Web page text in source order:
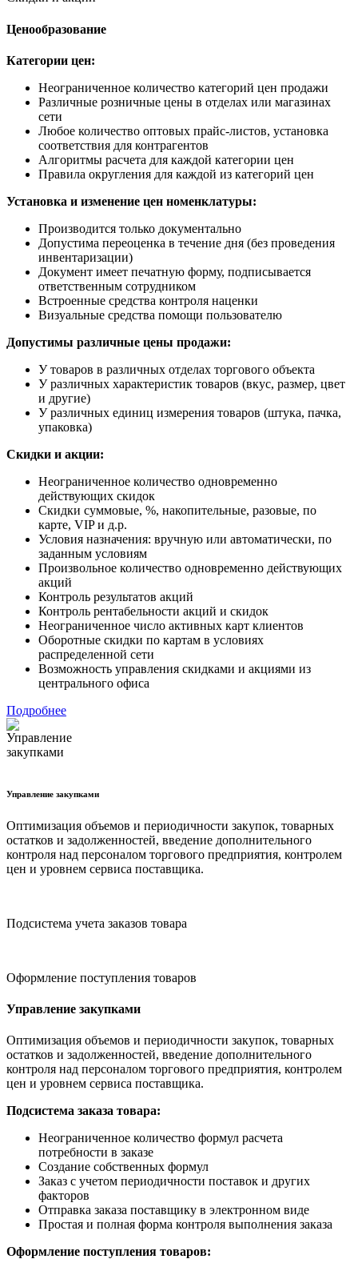
Ценообразование
Категории цен:
Неограниченное количество категорий цен продажи
Различные розничные цены в отделах или магазинах
сети
Любое количество оптовых прайс-листов, установка
соответствия для контрагентов
Алгоритмы расчета для каждой категории цен
Правила округления для каждой из категорий цен
Установка и изменение цен номенклатуры:
Производится только документально
Допустима переоценка в течение дня (без проведения
инвентаризации)
Документ имеет печатную форму, подписывается
ответственным сотрудником
Встроенные средства контроля наценки
Визуальные средства помощи пользователю
Допустимы различные цены продажи:
У товаров в различных отделах торгового объекта
У различных характеристик товаров (вкус, размер, цвет
и другие)
У различных единиц измерения товаров (штука, пачка,
упаковка)
Скидки и акции:
Неограниченное количество одновременно
действующих скидок
Скидки суммовые, %, накопительные, разовые, по
карте, VIP и д.р.
Условия назначения: вручную или автоматически, по
заданным условиям
Произвольное количество одновременно действующих
акций
Контроль результатов акций
Контроль рентабельности акций и скидок
Неограниченное число активных карт клиентов
Оборотные скидки по картам в условиях
распределенной сети
Возможность управления скидками и акциями из
центрального офиса
Подробнее
Управление закупками
Оптимизация объемов и периодичности закупок, товарных
остатков и задолженностей, введение дополнительного
контроля над персоналом торгового предприятия, контролем
цен и уровнем сервиса поставщика.
Подсистема учета заказов товара
Оформление поступления товаров
Управление закупками
Оптимизация объемов и периодичности закупок, товарных
остатков и задолженностей, введение дополнительного
контроля над персоналом торгового предприятия, контролем
цен и уровнем сервиса поставщика.
Подсистема заказа товара:
Неограниченное количество формул расчета
потребности в заказе
Создание собственных формул
Заказ с учетом периодичности поставок и других
факторов
Отправка заказа поставщику в электронном виде
Простая и полная форма контроля выполнения заказа
Оформление поступления товаров: